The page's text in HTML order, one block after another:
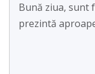
Bună ziua, sunt
prezintă